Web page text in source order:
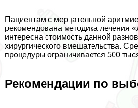
Пациентам с мерцательной
рекомендована методика лечения
интересна стоимость данной
хирургического вмешательства.
процедуры ограничивается 500
Рекомендации по